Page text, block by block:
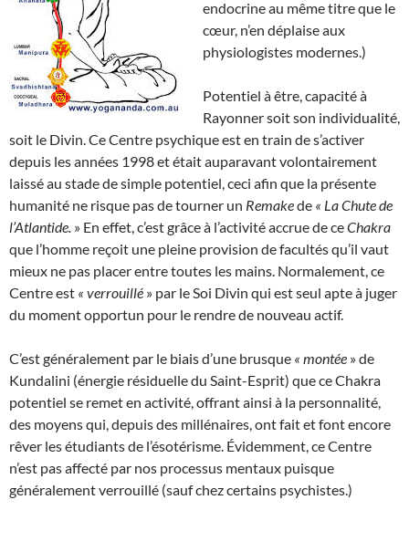
endocrine au même titre que le
cœur, n’en déplaise aux
physiologistes modernes.)
Potentiel à être, capacité à
Rayonner soit son individualité,
soit le Divin. Ce Centre psychique est en train de s’activer
depuis les années 1998 et était auparavant volontairement
laissé au stade de simple potentiel, ceci afin que la présente
humanité ne risque pas de tourner un Remakede « La Chute de
l’Atlantide. » En effet, c’est grâce à l’activité accrue de ceChakra
que l’homme reçoit une pleine provision de facultés qu’il vaut
mieux ne pas placer entre toutes les mains. Normalement, ce
Centre est « verrouillé » par le Soi Divin qui est seul apte à juger
du moment opportun pour le rendre de nouveau actif.
C’est généralement par le biais d’une brusque « montée » de
Kundalini (énergie résiduelle du Saint-Esprit) que ce Chakra
potentiel se remet en activité, offrant ainsi à la personnalité,
des moyens qui, depuis des millénaires, ont fait et font encore
rêver les étudiants de l’ésotérisme. Évidemment, ce Centre
n’est pas affecté par nos processus mentaux puisque
généralement verrouillé (sauf chez certains psychistes.)